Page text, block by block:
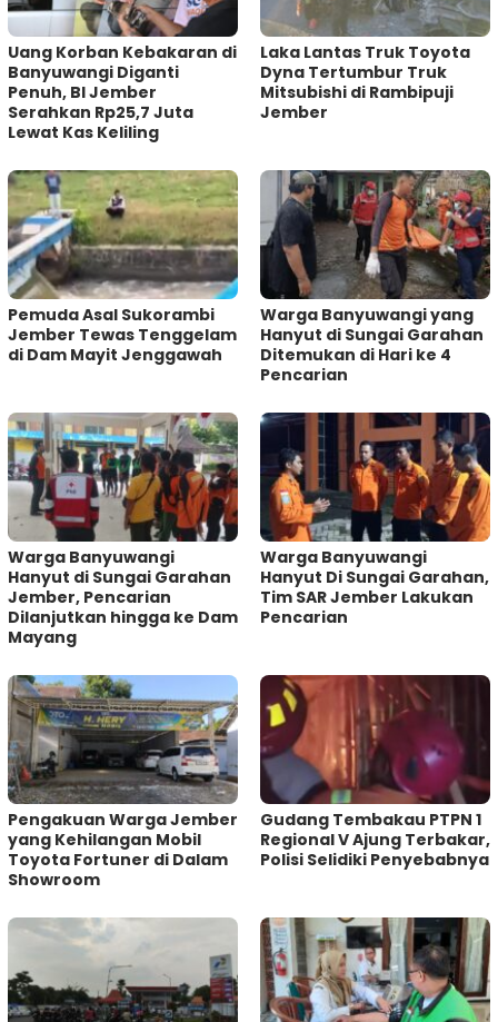
Uang Korban Kebakaran di
Banyuwangi Diganti
Penuh, BI Jember
Serahkan Rp25,7 Juta
Lewat Kas Keliling
Laka Lantas Truk Toyota
Dyna Tertumbur Truk
Mitsubishi di Rambipuji
Jember
Pemuda Asal Sukorambi
Jember Tewas Tenggelam
di Dam Mayit Jenggawah
Warga Banyuwangi yang
Hanyut di Sungai Garahan
Ditemukan di Hari ke 4
Pencarian
Warga Banyuwangi
Hanyut di Sungai Garahan
Jember, Pencarian
Dilanjutkan hingga ke Dam
Mayang
Warga Banyuwangi
Hanyut Di Sungai Garahan,
Tim SAR Jember Lakukan
Pencarian
Pengakuan Warga Jember
yang Kehilangan Mobil
Toyota Fortuner di Dalam
Showroom
Gudang Tembakau PTPN 1
Regional V Ajung Terbakar,
Polisi Selidiki Penyebabnya